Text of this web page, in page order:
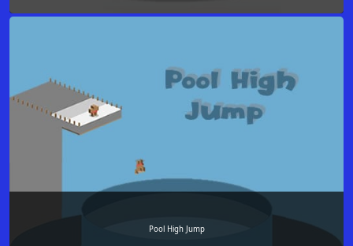
Pool High Jump